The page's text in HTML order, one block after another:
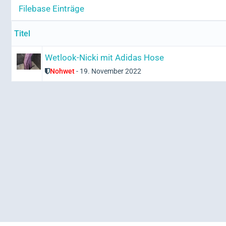
Filebase Einträge
Titel
Wetlook-Nicki mit Adidas Hose
Nohwet- 19. November 2022